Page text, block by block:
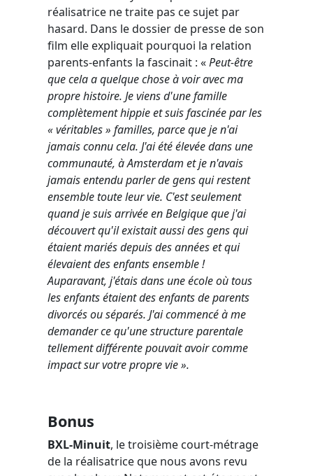
réalisatrice ne traite pas ce sujet par
hasard. Dans le dossier de presse de son
film elle expliquait pourquoi la relation
parents-enfants la fascinait : «Peut-être
que cela a quelque chose à voir avec ma
propre histoire. Je viens d'une famille
complètement hippie et suis fascinée par les
« véritables » familles, parce que je n'ai
jamais connu cela. J'ai été élevée dans une
communauté, à Amsterdam et je n'avais
jamais entendu parler de gens qui restent
ensemble toute leur vie. C'est seulement
quand je suis arrivée en Belgique que j'ai
découvert qu'il existait aussi des gens qui
étaient mariés depuis des années et qui
élevaient des enfants ensemble !
Auparavant, j'étais dans une école où tous
les enfants étaient des enfants de parents
divorcés ou séparés. J'ai commencé à me
demander ce qu'une structure parentale
tellement différente pouvait avoir comme
impact sur votre propre vie ».
Bonus
BXL-Minuit, le troisième court-métrage
de la réalisatrice que nous avons revu